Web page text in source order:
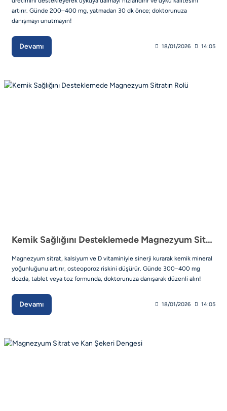
artırır. Günde 200–400 mg, yatmadan 30 dk önce; doktorunuza
danışmayı unutmayın!
Devamı 18/01/2026 14:05
Kemik Sağlığını Desteklemede Magnezyum Sitratın Rolü
Magnezyum sitrat, kalsiyum ve D vitaminiyle sinerji kurarak kemik mineral
yoğunluğunu artırır, osteoporoz riskini düşürür. Günde 300–400 mg
dozda, tablet veya toz formunda, doktorunuza danışarak düzenli alın!
Devamı 18/01/2026 14:05